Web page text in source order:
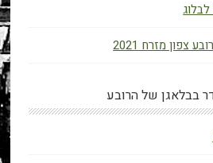
צפון מזרח 2021
בבלאגן של הרובע